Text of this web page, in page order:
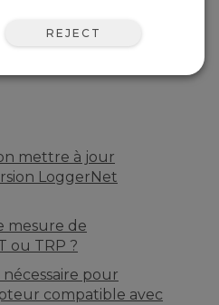
mettre à jour
LoggerNet
mesure de
ou TRP ?
pour
compatible avec
REJECT